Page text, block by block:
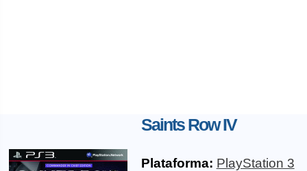
Saints Row IV
Plataforma: PlayStation 3